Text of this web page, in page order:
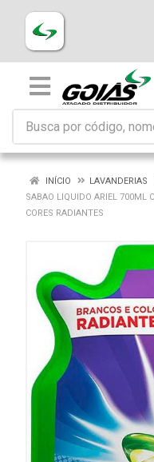
INÍCIO LAVANDERIAS
SABAO LIQUIDO ARIEL 700ML
CORES RADIANTES